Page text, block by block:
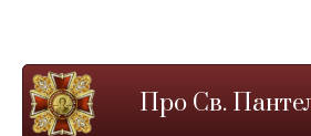
Про Св.